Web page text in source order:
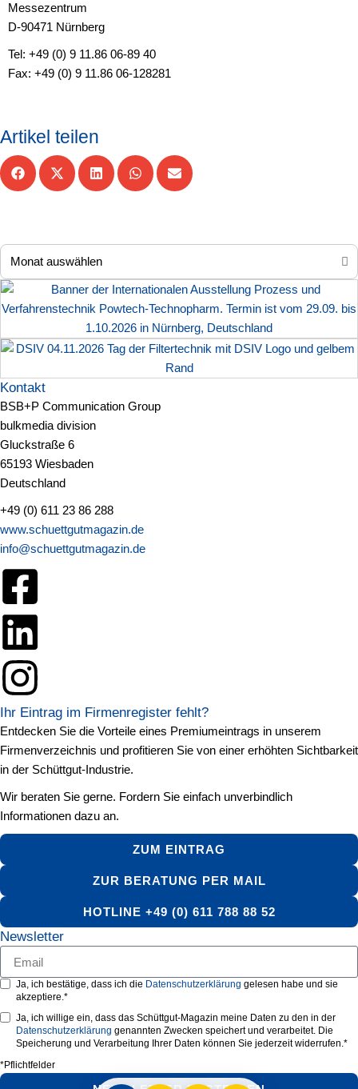
Messezentrum
D-90471 Nürnberg
Tel: +49 (0) 9 11.86 06-89 40
Fax: +49 (0) 9 11.86 06-128281
Artikel teilen
Kontakt
BSB+P Communication Group
bulkmedia division
Gluckstraße 6
65193 Wiesbaden
Deutschland
+49 (0) 611 23 86 288
www.schuettgutmagazin.de
info@schuettgutmagazin.de
Ihr Eintrag im Firmenregister fehlt?
Entdecken Sie die Vorteile eines Premiumeintrags in unserem
Firmenverzeichnis und profitieren Sie von einer erhöhten Sichtbarkeit
in der Schüttgut-Industrie.
Wir beraten Sie gerne. Fordern Sie einfach unverbindlich
Informationen dazu an.
ZUM EINTRAG
ZUR BERATUNG PER MAIL
HOTLINE +49 (0) 611 788 88 52
Newsletter
Ja, ich bestätige, dass ich die Datenschutzerklärung gelesen habe und sie
akzeptiere.*
Ja, ich willige ein, dass das Schüttgut-Magazin meine Daten zu den in der
Datenschutzerklärung genannten Zwecken speichert und verarbeitet. Die
Speicherung und Verarbeitung Ihrer Daten können Sie jederzeit widerrufen.*
*Pflichtfelder